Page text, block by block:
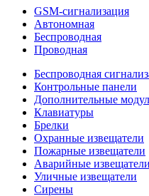
GSM-сигнализация
Автономная
Беспроводная
Проводная
Беспроводная
Контрольные панели
Дополнительные
Клавиатуры
Брелки
Охранные извещатели
Пожарные извещатели
Аварийные извещатели
Уличные извещатели
Сирены